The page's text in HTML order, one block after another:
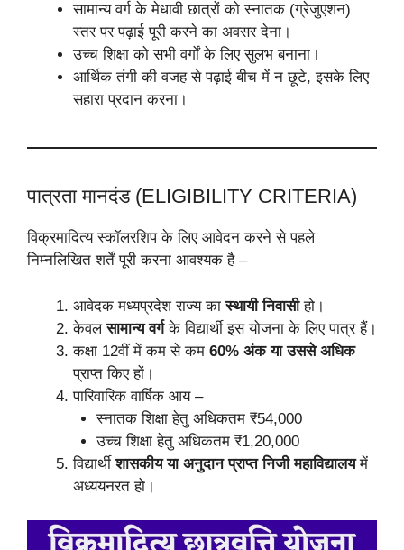
सामान्य वर्ग के मेधावी छात्रों को स्नातक (ग्रेजुएशन)
स्तर पर पढ़ाई पूरी करने का अवसर देना।
उच्च शिक्षा को सभी वर्गों के लिए सुलभ बनाना।
आर्थिक तंगी की वजह से पढ़ाई बीच में न छूटे, इसके लिए
सहारा प्रदान करना।
पात्रता मानदंड (ELIGIBILITY CRITERIA)
विक्रमादित्य स्कॉलरशिप के लिए आवेदन करने से पहले
निम्नलिखित शर्तें पूरी करना आवश्यक है –
आवेदक मध्यप्रदेश राज्य कास्थायी निवासीहो।
केवलसामान्य वर्गके विद्यार्थी इस योजना के लिए पात्र हैं।
कक्षा 12वीं में कम से कम 60% अंक या उससे अधिक
प्राप्त किए हों।
पारिवारिक वार्षिक आय –
स्नातक शिक्षा हेतु अधिकतम ₹54,000
उच्च शिक्षा हेतु अधिकतम ₹1,20,000
विद्यार्थीशासकीय या अनुदान प्राप्त निजी महाविद्यालयमें
अध्ययनरत हो।